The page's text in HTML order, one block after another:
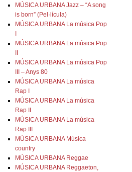
MÚSICA URBANA Jazz – “A song
is born” (Pel·lícula)
MÚSICA URBANA La música Pop
MÚSICA URBANA La música Pop
MÚSICA URBANA La música Pop
III – Anys 80
MÚSICA URBANA La música
Rap I
MÚSICA URBANA La música
Rap II
MÚSICA URBANA La música
Rap III
MÚSICA URBANA Música
country
MÚSICA URBANA Reggae
MÚSICA URBANA Reggaeton,